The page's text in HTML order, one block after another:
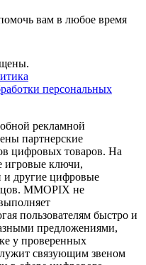
вам в любое время
персональных
рекламной
партнерские
цифровых товаров. На
игровые ключи,
и другие цифровые
MMOPIX не
пользователям быстро и
предложениями,
у проверенных
связующим звеном